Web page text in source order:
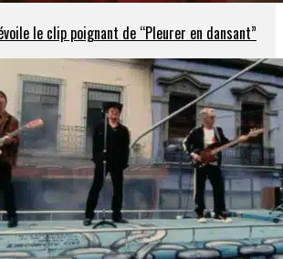
le clip poignant de “Pleurer en dansant”